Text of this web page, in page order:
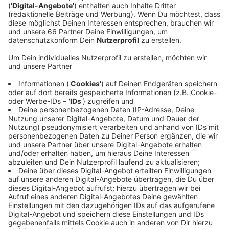
über zwei Drittel reduziert werden.
Veröffentlicht:Samstag, 06.07.2019 06:52
Damit das gelingt, müssten die Politiker jetzt aber
auch drastische Maßnahmen beschließen, sagt Dirk
Jansen vom BUND. Zum Beispiel sollte der
Autoverkehr eingeschränkt werden:
Anzeige